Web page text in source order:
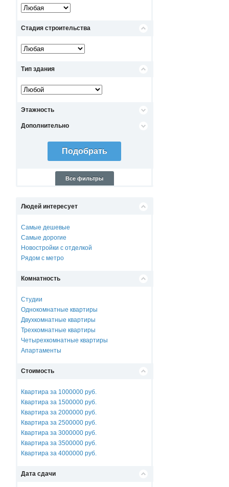
Стадия строительства
Тип здания
Этажность
Дополнительно
Все фильтры
Людей интересует
Самые дешевые
Самые дорогие
Новостройки с отделкой
Рядом с метро
Комнатность
Студии
Однокомнатные квартиры
Двухкомнатные квартиры
Трехкомнатные квартиры
Четырехкомнатные квартиры
Апартаменты
Стоимость
Квартира за 1000000 руб.
Квартира за 1500000 руб.
Квартира за 2000000 руб.
Квартира за 2500000 руб.
Квартира за 3000000 руб.
Квартира за 3500000 руб.
Квартира за 4000000 руб.
Дата сдачи